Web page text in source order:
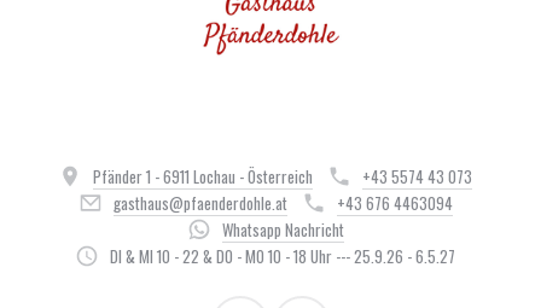
Pfänder 1 - 6911 Lochau - Österreich
+43 5574 43 073
gasthaus@pfaenderdohle.at
+43 676 4463094
Whatsapp Nachricht
DI & MI 10 - 22 & DO - MO 10 - 18 Uhr --- 25.9.26 - 6.5.27